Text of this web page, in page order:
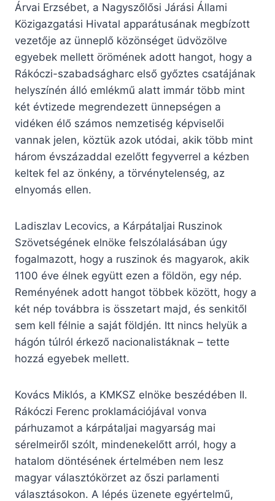
Árvai Erzsébet, a Nagy­sző­lősi Járási Állami
Közigazgatási Hivatal apparátusának megbízott
vezetője az ünneplő közönséget üdvözölve
egyebek mellett örömének adott hangot, hogy a
Rákóczi-szabadságharc első győztes csatájának
helyszínén álló emlékmű alatt immár több mint
két évtizede megrendezett ünnepségen a
vidéken élő számos nemzetiség képviselői
vannak jelen, köztük azok utódai, akik több mint
három évszázaddal ezelőtt fegyverrel a kézben
keltek fel az önkény, a törvénytelenség, az
elnyomás ellen.
Ladiszlav Lecovics, a Kárpátaljai Ruszinok
Szövetségének elnöke felszólalásában úgy
fogalmazott, hogy a ruszinok és magyarok, akik
1100 éve élnek együtt ezen a földön, egy nép.
Reményének adott hangot többek között, hogy a
két nép továbbra is összetart majd, és senkitől
sem kell félnie a saját földjén. Itt nincs helyük a
hágón túlról érkező nacionalistáknak – tette
hozzá egyebek mellett.
Kovács Miklós, a KMKSZ elnöke beszédében II.
Rákóczi Ferenc proklamációjával vonva
párhuzamot a kárpátaljai magyarság mai
sérelmeiről szólt, mindenekelőtt arról, hogy a
hatalom döntésének értelmében nem lesz
magyar választókörzet az őszi parlamenti
választásokon. A lépés üzenete egyértelmű,